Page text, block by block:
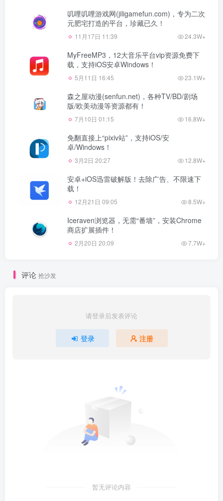
叽哩叽哩游戏网(jiligamefun.com)，专为二次
元肥宅打造的平台，珍藏已久！
11月17日 11:39 24.3W+
MyFreeMP3，12大音乐平台vip资源免费下
载，支持iOS安卓Windows！
5月11日 16:45 23.1W+
森之屋动漫(senfun.net)，各种TV/BD/剧场
版/欧美动漫等资源都有！
7月10日 01:15 16.8W+
免翻直接上“pixiv站”，支持iOS/安
卓/Windows！
3月2日 20:27 12.8W+
安卓+iOS迅雷破解版！去除广告、不限速下
载！
12月21日 09:05 8.5W+
Iceraven浏览器，无需“番墙”，安装Chrome
商店扩展插件！
2月20日 20:09 7.7W+
评论 抢沙发
请登录后发表评论
登录 注册
暂无评论内容